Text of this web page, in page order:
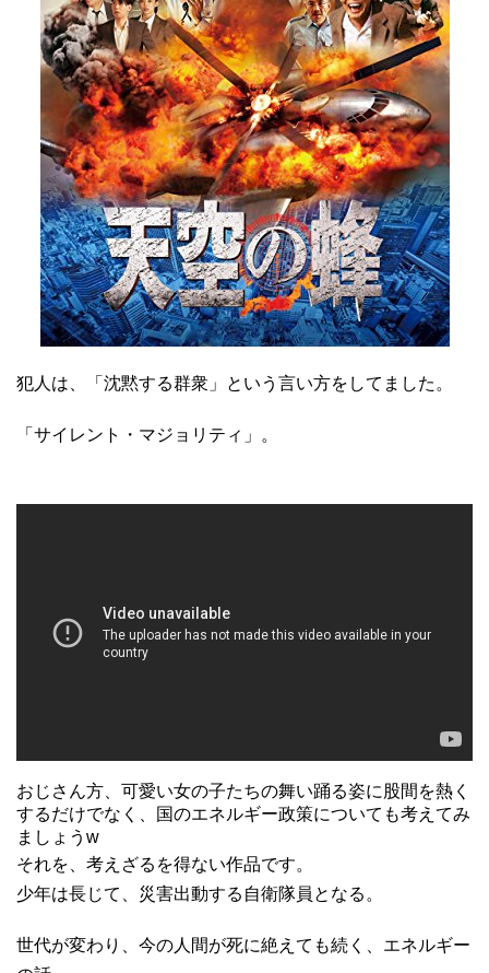
犯人は、「沈黙する群衆」という言い方をしてました。
「サイレント・マジョリティ」。
おじさん方、可愛い女の子たちの舞い踊る姿に股間を熱く
するだけでなく、国のエネルギー政策についても考えてみ
ましょうw
それを、考えざるを得ない作品です。
少年は長じて、災害出動する自衛隊員となる。
世代が変わり、今の人間が死に絶えても続く、エネルギー